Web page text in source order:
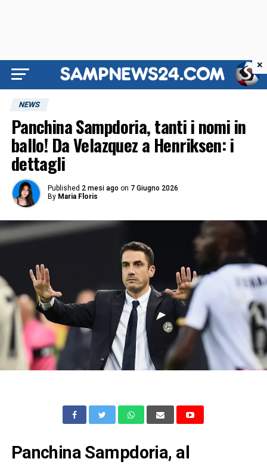
NEWS
Panchina Sampdoria, tanti i nomi in
ballo! Da Velazquez a Henriksen: i
dettagli
Published 2 mesi ago on 7 Giugno 2026
By Maria Floris
Panchina Sampdoria, al
×